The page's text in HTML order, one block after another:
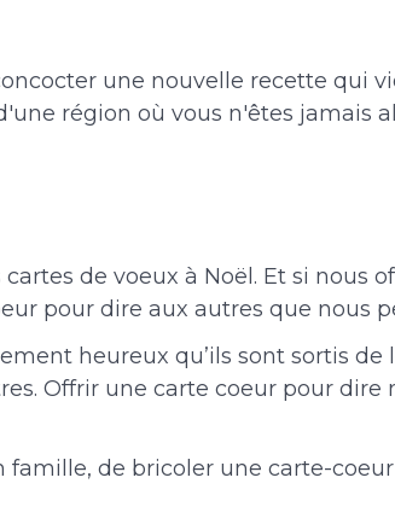
une nouvelle recette qui
région où vous n'êtes jamais
de voeux à Noël. Et si nous
pour dire aux autres que nous
heureux qu’ils sont sortis de
Offrir une carte coeur pour dire
famille, de bricoler une carte-